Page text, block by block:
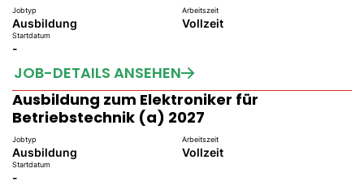
Jobtyp
Ausbildung
Arbeitszeit
Vollzeit
Startdatum
-
JOB-DETAILS ANSEHEN
Ausbildung zum Elektroniker für
Betriebstechnik (a) 2027
Jobtyp
Ausbildung
Arbeitszeit
Vollzeit
Startdatum
-